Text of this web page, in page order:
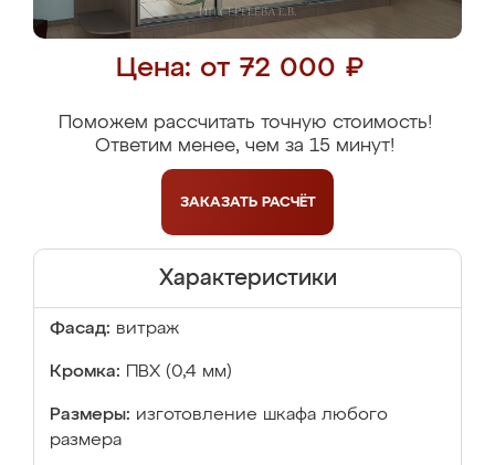
Цена: от 72 000 ₽
Поможем рассчитать точную стоимость!
Ответим менее, чем за 15 минут!
ЗАКАЗАТЬ РАСЧЁТ
Характеристики
Фасад: витраж
Кромка: ПВХ (0,4 мм)
Размеры: изготовление шкафа любого
размера